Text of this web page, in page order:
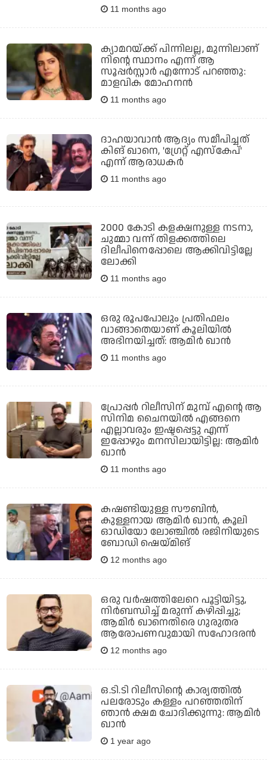
11 months ago
ക്യാമറയ്ക്ക് പിന്നിലല്ല, മുന്നിലാണ്
നിന്റെ സ്ഥാനം എന്ന് ആ
സൂപ്പർസ്റ്റാർ എന്നോട് പറഞ്ഞു:
മാളവിക മോഹനൻ
11 months ago
ദാഹയാവാൻ ആദ്യം സമീപിച്ചത്
കിങ് ഖാനെ, 'ഗ്രേറ്റ് എസ്‌കേപ്'
എന്ന് ആരാധകർ
11 months ago
2000 കോടി കളക്ഷനുള്ള നടനാ,
ചുമ്മാ വന്ന് തിളക്കത്തിലെ
ദിലീപിനെപ്പോലെ ആക്കിവിട്ടില്ലേ
ലോക്കി
11 months ago
ഒരു രൂപപോലും പ്രതിഫലം
വാങ്ങാതെയാണ് കൂലിയില്‍
അഭിനയിച്ചത്: ആമിര്‍ ഖാന്‍
11 months ago
പ്രോപ്പര്‍ റിലീസിന് മുമ്പ് എന്റെ ആ
സിനിമ ചൈനയില്‍ എങ്ങനെ
എല്ലാവരും ഇഷ്ടപ്പെട്ടു എന്ന്
ഇപ്പോഴും മനസിലായിട്ടില്ല: ആമിര്‍
ഖാന്‍
11 months ago
കഷണ്ടിയുള്ള സൗബിന്‍,
കുള്ളനായ ആമിര്‍ ഖാന്‍, കൂലി
ഓഡിയോ ലോഞ്ചില്‍ രജിനിയുടെ
ബോഡി ഷെയ്മിങ്
12 months ago
ഒരു വര്‍ഷത്തിലേറെ പൂട്ടിയിട്ടു,
നിര്‍ബന്ധിച്ച് മരുന്ന് കഴിപ്പിച്ചു;
ആമിര്‍ ഖാനെതിരെ ഗുരുതര
ആരോപണവുമായി സഹോദരന്‍
12 months ago
ഒ.ടി.ടി റിലീസിന്റെ കാര്യത്തില്‍
പലരോടും കള്ളം പറഞ്ഞതിന്
ഞാന്‍ ക്ഷമ ചോദിക്കുന്നു: ആമിര്‍
ഖാന്‍
1 year ago